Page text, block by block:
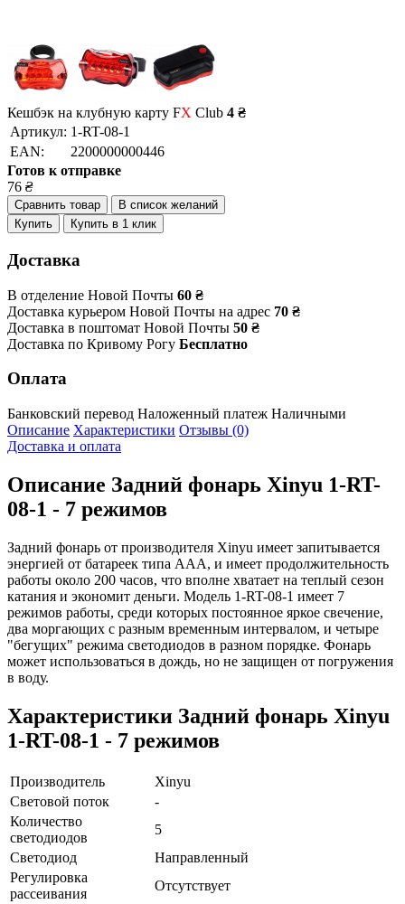
Кешбэк на клубную карту FX Club 4 ₴
Артикул: 1-RT-08-1
EAN:
2200000000446
Готов к отправке
76 ₴
Сравнить товар
В список желаний
Купить
Купить в 1 клик
Доставка
В отделение Новой Почты 60 ₴
Доставка курьером Новой Почты на адрес 70 ₴
Доставка в поштомат Новой Почты 50 ₴
Доставка по Кривому Рогу Бесплатно
Оплата
Банковский перевод Наложенный платеж Наличными
Описание Характеристики Отзывы (0)
Доставка и оплата
Описание Задний фонарь Xinyu 1-RT-
08-1 - 7 режимов
Задний фонарь от производителя Xinyu имеет запитывается
энергией от батареек типа ААА, и имеет продолжительность
работы около 200 часов, что вполне хватает на теплый сезон
катания и экономит деньги. Модель 1-RT-08-1 имеет 7
режимов работы, среди которых постоянное яркое свечение,
два моргающих с разным временным интервалом, и четыре
"бегущих" режима светодиодов в разном порядке. Фонарь
может использоваться в дождь, но не защищен от погружения
в воду.
Характеристики Задний фонарь Xinyu
1-RT-08-1 - 7 режимов
Производитель
Xinyu
Световой поток
-
Количество
светодиодов
5
Светодиод
Направленный
Регулировка
рассеивания
Отсутствует